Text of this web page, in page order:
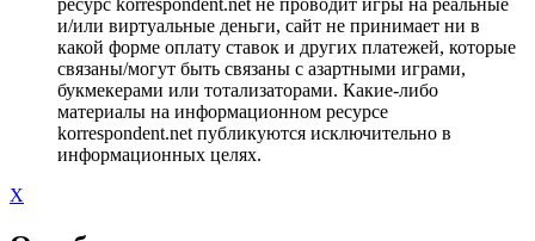
ресурс korrespondent.net не проводит игры на реальные
и/или виртуальные деньги, сайт не принимает ни в
какой форме оплату ставок и других платежей, которые
связаны/могут быть связаны с азартными играми,
букмекерами или тотализаторами. Какие-либо
материалы на информационном ресурсе
korrespondent.net публикуются исключительно в
информационных целях.
X